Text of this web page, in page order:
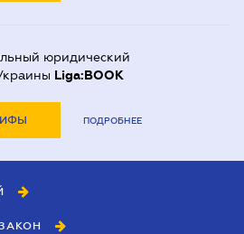
юридический
Liga:BOOK
ПОДРОБНЕЕ